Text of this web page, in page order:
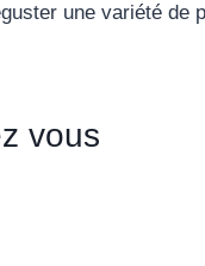
une variété de
vous